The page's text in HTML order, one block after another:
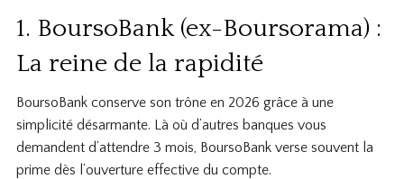
1. BoursoBank (ex-Boursorama) :
La reine de la rapidité
BoursoBank conserve son trône en 2026 grâce à une
simplicité désarmante. Là où d’autres banques vous
demandent d’attendre 3 mois, BoursoBank verse souvent la
prime dès l’ouverture effective du compte.